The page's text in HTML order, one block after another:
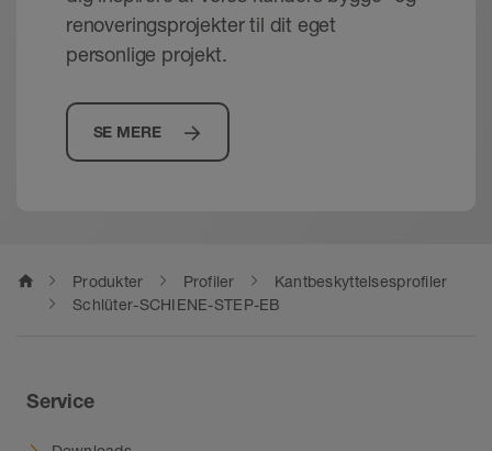
profilbearbejdningen og fastgøres punktvis
med egnet monteringslim (Schlüter-KERDI-
renoveringsprojekter til dit eget
personlige projekt.
SE MERE
home Produkter Profiler
Kantbeskyttelsesprofiler
Schlüter-SCHIENE-STEP-EB
Service